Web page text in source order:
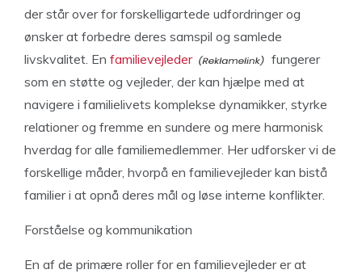
der står over for forskelligartede udfordringer og
ønsker at forbedre deres samspil og samlede
livskvalitet. En familievejleder
fungerer
som en støtte og vejleder, der kan hjælpe med at
navigere i familielivets komplekse dynamikker, styrke
relationer og fremme en sundere og mere harmonisk
hverdag for alle familiemedlemmer. Her udforsker vi de
forskellige måder, hvorpå en familievejleder kan bistå
familier i at opnå deres mål og løse interne konflikter.
Forståelse og kommunikation
En af de primære roller for en familievejleder er at